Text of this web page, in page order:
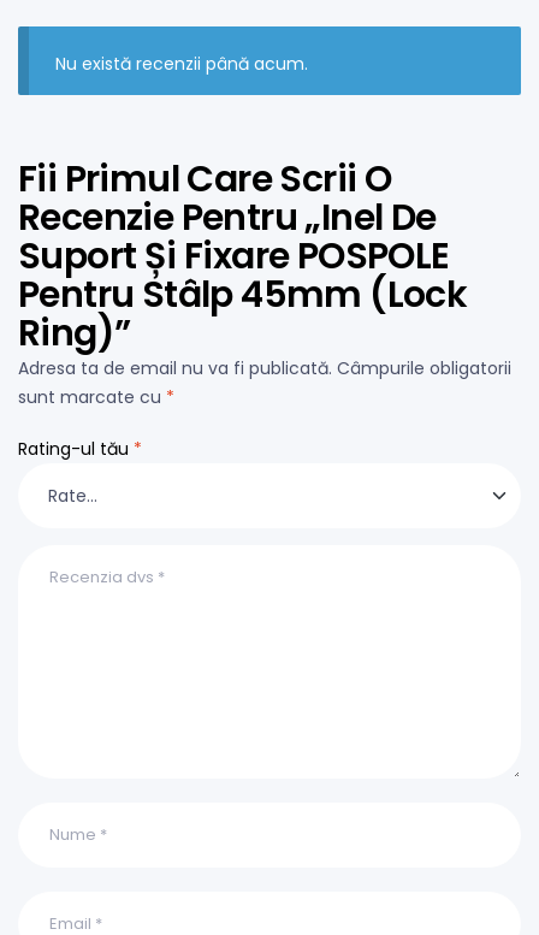
Nu există recenzii până acum.
Fii Primul Care Scrii O
Recenzie Pentru „Inel De
Suport Și Fixare POSPOLE
Pentru Stâlp 45mm (Lock
Ring)”
Adresa ta de email nu va fi publicată. Câmpurile obligatorii
sunt marcate cu *
Rating-ul tău *